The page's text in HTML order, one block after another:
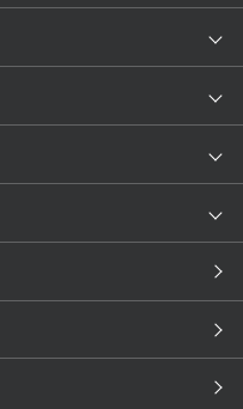
une nana cool
ワコールスタイル